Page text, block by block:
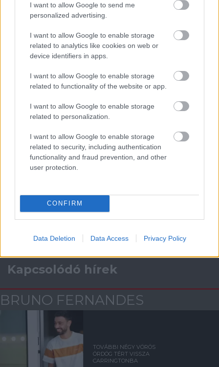
I want to allow Google to send me
personalized advertising.
I want to allow Google to enable storage
related to analytics like cookies on web or
device identifiers in apps.
I want to allow Google to enable storage
related to functionality of the website or app.
I want to allow Google to enable storage
related to personalization.
I want to allow Google to enable storage
related to security, including authentication
functionality and fraud prevention, and other
user protection.
CONFIRM
Data Deletion Data Access Privacy Policy
Felkészülési szezon 4. mérkőzés
Nya Ullevi, Göteborg
0 nap 18 óra 39 perc 5 másodperc
Leeds Unitedvs Manchester United2026-08-12 20:30
ELŐZŐ MÉRKŐZÉSEK
Támogatás
a ManUtdFanatics.hu működését!
Kapcsolódó hírek
BRUNO FERNANDES
TOVÁBBI NÉGY VÖRÖS
ÖRDÖG TÉRT VISSZA
CARRINGTONBA